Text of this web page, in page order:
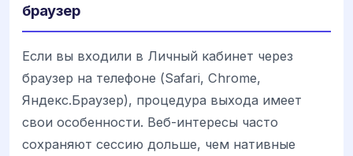
браузер
Если вы входили в Личный кабинет через
браузер на телефоне (Safari, Chrome,
Яндекс.Браузер), процедура выхода имеет
свои особенности. Веб-интересы часто
сохраняют сессию дольше, чем нативные